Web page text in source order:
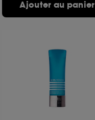
Ajouter au panier